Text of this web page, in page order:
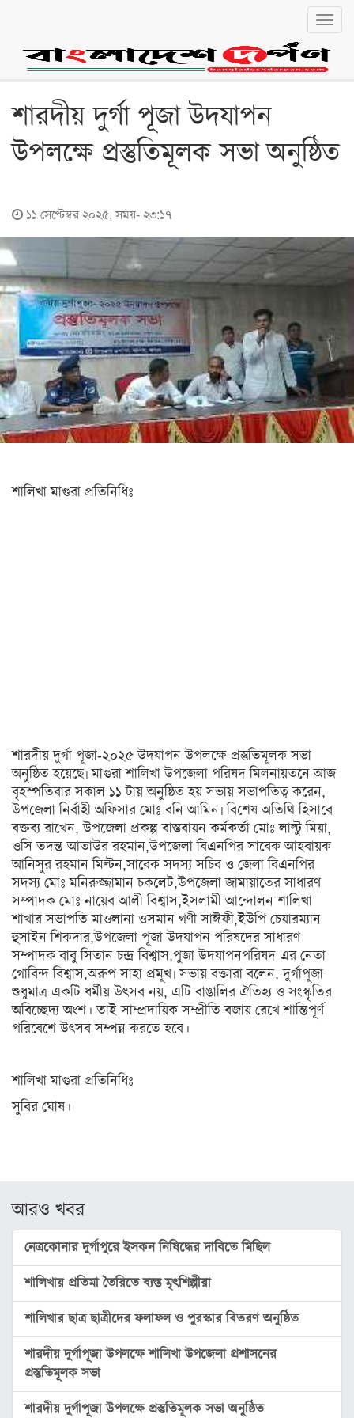
রাজনীতি
লোকালয়
বরিশাল
খুলনা
ঢাকা
সিলেট
ময়মনসিংহ
রাজশাহী
বিদেশ
খেলা
ক্রিকেট
ফুটবল
অন্যান্য
বিনোদন
চলচ্চিত্র
টেলিভিশন
সংগীত
অন্তর্জাল
স্বাস্থ্য
রূপচর্চা
ফিচার
সাহিত্য
ও
সংস্কৃতি
পঞ্জিকা
অন্যরকম
ইতিহাস
বাংলা English
শারদীয় দুর্গা পূজা উদযাপন
উপলক্ষে প্রস্তুতিমূলক সভা অনুষ্ঠিত
১১ সেপ্টেম্বর ২০২৫, সময়- ২৩:১৭
শালিখা মাগুরা প্রতিনিধিঃ
শারদীয় দুর্গা পূজা-২০২৫ উদযাপন উপলক্ষে প্রস্তুতিমূলক সভা
অনুষ্ঠিত হয়েছে৷ মাগুরা শালিখা উপজেলা পরিষদ মিলনায়তনে আজ
বৃহস্পতিবার সকাল ১১ টায় অনুষ্ঠিত হয় সভায় সভাপতিত্ব করেন,
উপজেলা নির্বাহী অফিসার মোঃ বনি আমিন৷ বিশেষ অতিথি হিসাবে
বক্তব্য রাখেন, উপজেলা প্রকল্প বাস্তবায়ন কর্মকর্তা মোঃ লাল্টু মিয়া,
ওসি তদন্ত আতাউর রহমান,উপজেলা বিএনপির সাবেক আহবায়ক
আনিসুর রহমান মিল্টন,সাবেক সদস্য সচিব ও জেলা বিএনপির
সদস্য মোঃ মনিরুজ্জামান চকলেট,উপজেলা জামায়াতের সাধারণ
সম্পাদক মোঃ নায়েব আলী বিশ্বাস,ইসলামী আন্দোলন শালিখা
শাখার সভাপতি মাওলানা ওসমান গণী সাঈফী,ইউপি চেয়ারম্যান
হুসাইন শিকদার,উপজেলা পূজা উদযাপন পরিষদের সাধারণ
সম্পাদক বাবু সিতান চন্দ্র বিশ্বাস,পুজা উদযাপনপরিষদ এর নেতা
গোবিন্দ বিশ্বাস,অরুপ সাহা প্রমূখ৷ সভায় বক্তারা বলেন, দুর্গাপূজা
শুধুমাত্র একটি ধর্মীয় উৎসব নয়, এটি বাঙালির ঐতিহ্য ও সংস্কৃতির
অবিচ্ছেদ্য অংশ। তাই সাম্প্রদায়িক সম্প্রীতি বজায় রেখে শান্তিপূর্ণ
পরিবেশে উৎসব সম্পন্ন করতে হবে।
শালিখা মাগুরা প্রতিনিধিঃ
সুবির ঘোষ।
আরও খবর
নেত্রকোনার দুর্গাপুরে ইসকন নিষিদ্ধের দাবিতে মিছিল
শালিখায় প্রতিমা তৈরিতে ব্যস্ত মৃৎশিল্পীরা
শালিখার ছাত্র ছাত্রীদের ফলাফল ও পুরস্কার বিতরণ অনুষ্ঠিত
শারদীয় দুর্গাপূজা উপলক্ষে শালিখা উপজেলা প্রশাসনের
প্রস্তুতিমূলক সভা
শারদীয় দুর্গাপূজা উপলক্ষে প্রস্তুতিমূলক সভা অনুষ্ঠিত